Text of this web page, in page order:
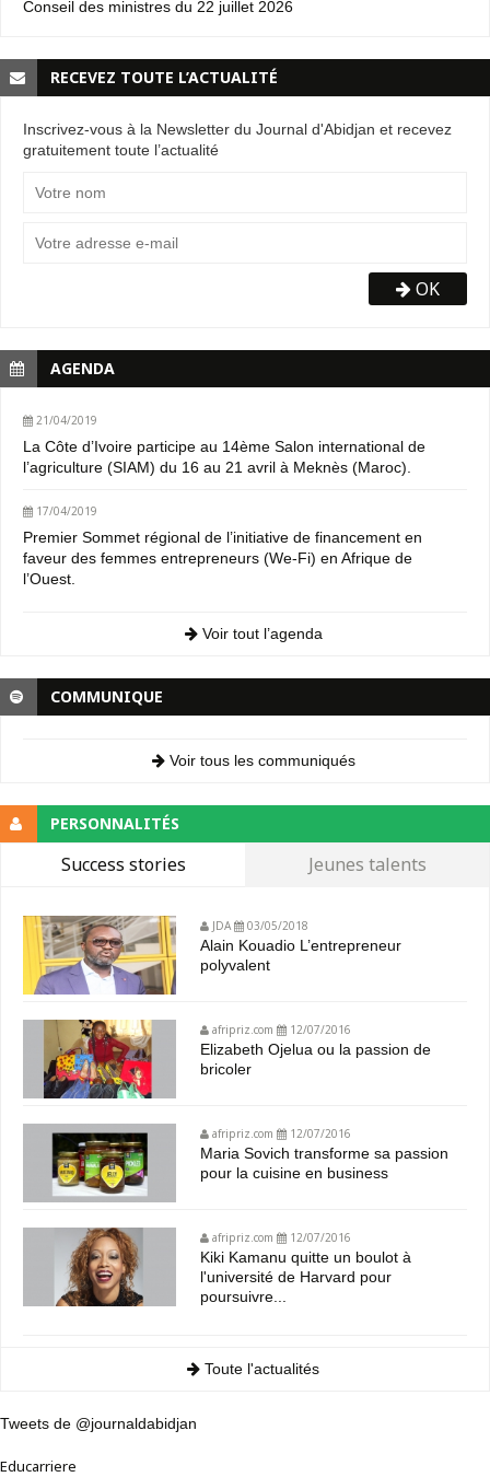
Conseil des ministres du 22 juillet 2026
RECEVEZ TOUTE L’ACTUALITÉ
Inscrivez-vous à la Newsletter du Journal d'Abidjan et recevez
gratuitement toute l’actualité
OK
AGENDA
21/04/2019
La Côte d’Ivoire participe au 14ème Salon international de
l’agriculture (SIAM) du 16 au 21 avril à Meknès (Maroc).
17/04/2019
Premier Sommet régional de l’initiative de financement en
faveur des femmes entrepreneurs (We-Fi) en Afrique de
l’Ouest.
Voir tout l’agenda
COMMUNIQUE
Voir tous les communiqués
PERSONNALITÉS
Success stories Jeunes talents
JDA 03/05/2018
Alain Kouadio L’entrepreneur
polyvalent
afripriz.com 12/07/2016
Elizabeth Ojelua ou la passion de
bricoler
afripriz.com 12/07/2016
Maria Sovich transforme sa passion
pour la cuisine en business
afripriz.com 12/07/2016
Kiki Kamanu quitte un boulot à
l'université de Harvard pour
poursuivre...
Toute l'actualités
Tweets de @journaldabidjan
Educarriere